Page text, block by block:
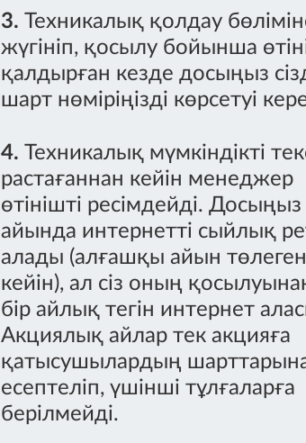
3. Техникалық қолдау
жүгініп, қосылу бойынша
қалдырған кезде досыңыз
шарт нөміріңізді көрсетуі
4. Техникалық мүмкіндікті
растағаннан кейін менеджер
өтінішті ресімдейді. Досыңыз
айында интернетті сыйлық
алады (алғашқы айын
кейін), ал сіз оның
бір айлық тегін интернет
Акциялық айлар тек акцияға
қатысушылардың
есептеліп, үшінші тұлғаларға
берілмейді.